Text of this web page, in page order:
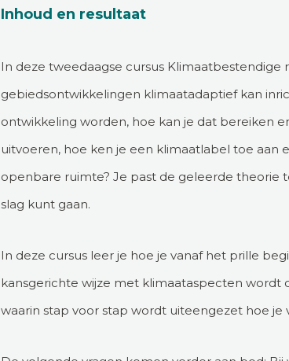
Inhoud en resultaat
In deze tweedaagse cursus
gebiedsontwikkelingen klimaatadaptief kan
ontwikkeling worden, hoe kan je dat bereiken
uitvoeren, hoe ken je een klimaatlabel toe
openbare ruimte? Je past de geleerde theorie
slag kunt gaan.
In deze cursus leer je hoe je vanaf het prille
kansgerichte wijze met klimaataspecten wordt
waarin stap voor stap wordt uiteengezet hoe